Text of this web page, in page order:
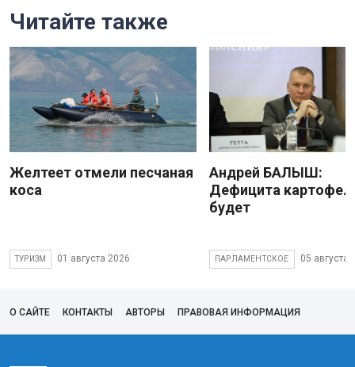
Читайте также
Желтеет отмели песчаная
коса
ТУРИЗМ 01 августа 2026
Андрей БАЛЫШ:
Дефицита
будет
ПАРЛАМЕНТСКОЕ 05 августа
О САЙТЕ КОНТАКТЫ АВТОРЫ ПРАВОВАЯ ИНФОРМАЦИЯ